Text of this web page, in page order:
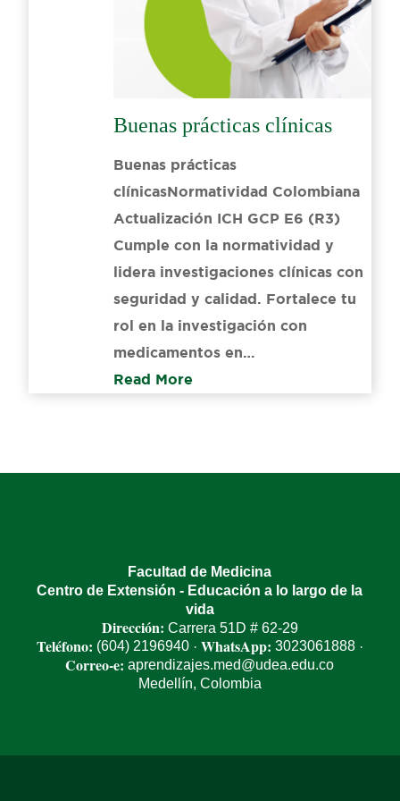
Buenas prácticas clínicas
Buenas prácticas
clínicasNormatividad Colombiana
Actualización ICH GCP E6 (R3)
Cumple con la normatividad y
lidera investigaciones clínicas con
seguridad y calidad. Fortalece tu
rol en la investigación con
medicamentos en…
Read More
Facultad de Medicina
Centro de Extensión - Educación a lo largo de la
vida
Dirección: Carrera 51D # 62-29
Teléfono: (604) 2196940· WhatsApp: 3023061888·
Correo-e: aprendizajes.med@udea.edu.co
Medellín, Colombia